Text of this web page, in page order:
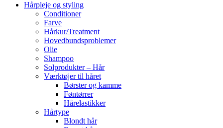
Hårpleje og styling
Conditioner
Farve
Hårkur/Treatment
Hovedbundsproblemer
Olie
Shampoo
Solprodukter – Hår
Værktøjer til håret
Børster og kamme
Føntørrer
Hårelastikker
Hårtype
Blondt hår